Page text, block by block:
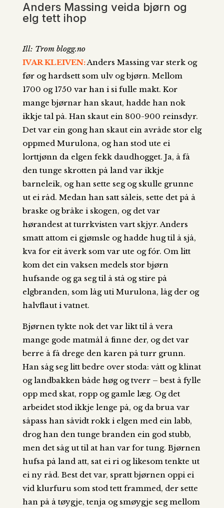
Anders Massing veida bjørn og
elg tett ihop
Ill: Trom blogg.no
IVAR KLEIVEN:Anders Massing var sterk og
før og hardsett som ulv og bjørn. Mellom
1700 og 1750 var han i si fulle makt. Kor
mange bjørnar han skaut, hadde han nok
ikkje tal på. Han skaut ein 800-900 reinsdyr.
Det var ein gong han skaut ein avråde stor elg
oppmed Murulona, og han stod ute ei
lorttjønn da elgen fekk daudhogget. Ja, å få
den tunge skrotten på land var ikkje
barneleik, og han sette seg og skulle grunne
ut ei råd. Medan han satt såleis, sette det på å
braske og bråke i skogen, og det var
hørandest at turrkvisten vart skjyr. Anders
smatt attom ei gjømsle og hadde hug til å sjå,
kva for eit åverk som var ute og fór. Om litt
kom det ein vaksen medels stor bjørn
hufsande og ga seg til å stå og stire på
elgbranden, som låg uti Murulona, låg der og
halvflaut i vatnet.
Bjørnen tykte nok det var likt til å vera
mange gode matmål å finne der, og det var
berre å få drege den karen på turr grunn.
Han såg seg litt bedre over stoda: vått og klinat
og landbakken både høg og tverr – best å fylle
opp med skat, ropp og gamle læg. Og det
arbeidet stod ikkje lenge på, og da brua var
såpass han såvidt rokk i elgen med ein labb,
drog han den tunge branden ein god stubb,
men det såg ut til at han var for tung. Bjørnen
hufsa på land att, sat ei ri og likesom tenkte ut
ei ny råd. Best det var, spratt bjørnen oppi ei
vid klurfuru som stod tett frammed, der sette
han på å tøygje, tenja og smøygje seg mellom